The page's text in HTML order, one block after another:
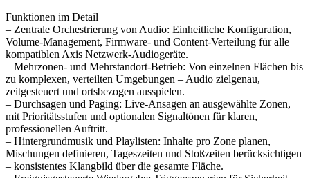
Funktionen im Detail
– Zentrale Orchestrierung von Audio: Einheitliche Konfiguration,
Volume-Management, Firmware- und Content-Verteilung für alle
kompatiblen Axis Netzwerk-Audiogeräte.
– Mehrzonen- und Mehrstandort-Betrieb: Von einzelnen Flächen bis
zu komplexen, verteilten Umgebungen – Audio zielgenau,
zeitgesteuert und ortsbezogen ausspielen.
– Durchsagen und Paging: Live-Ansagen an ausgewählte Zonen,
mit Prioritätsstufen und optionalen Signaltönen für klaren,
professionellen Auftritt.
– Hintergrundmusik und Playlisten: Inhalte pro Zone planen,
Mischungen definieren, Tageszeiten und Stoßzeiten berücksichtigen
– konsistentes Klangbild über die gesamte Fläche.